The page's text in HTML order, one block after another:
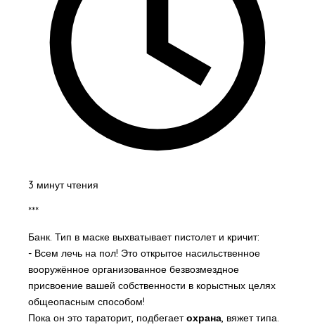
3 минут чтения
***
Банк. Тип в маске выхватывает пистолет и кричит:
- Всем лечь на пол! Это открытое насильственное
вооружённое организованное безвозмездное
присвоение вашей собственности в корыстных целях
общеопасным способом!
Пока он это тараторит, подбегаетохрана, вяжет типа.